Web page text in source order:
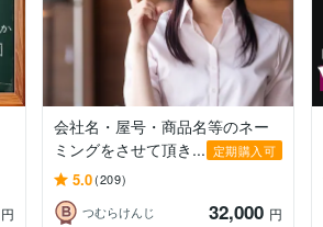
円
会社名・屋号・商品名等のネー
ミングをさせて頂き... 定期購入可
5.0(209)
つむらけんじ
32,000 円